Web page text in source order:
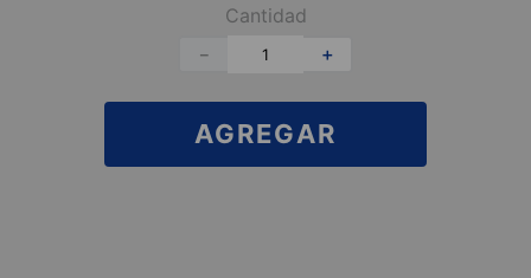
Cantidad
＋
－
AGREGAR